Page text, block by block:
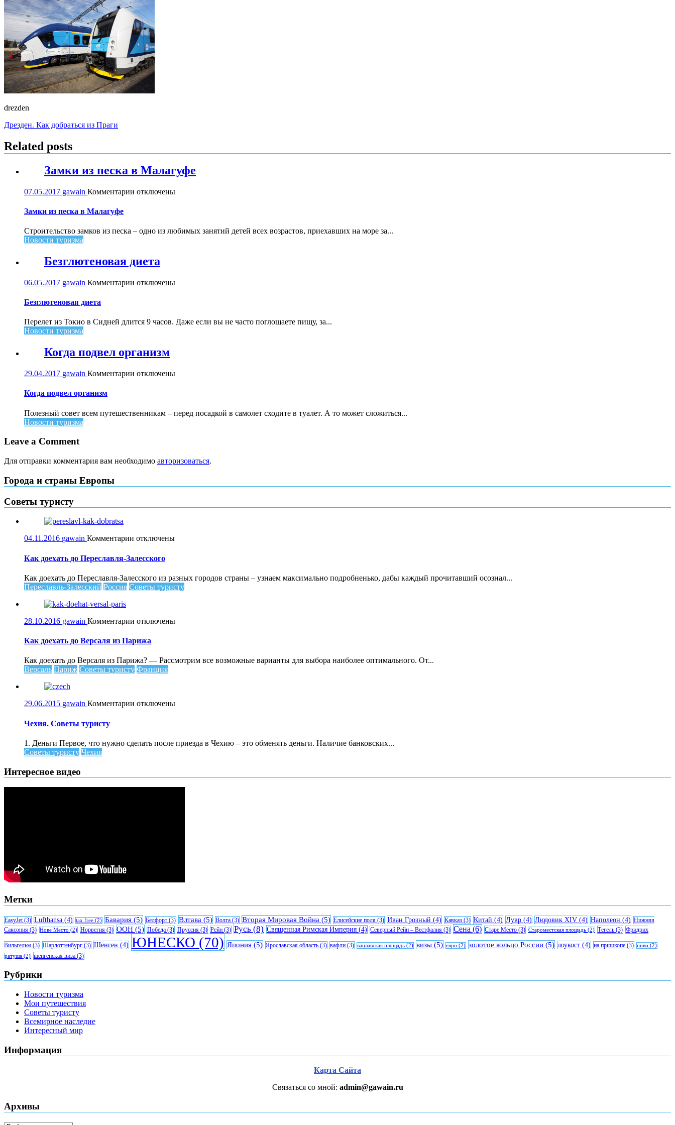
drezden
Навигация
по
записям
Дрезден. Как добраться из Праги
Related posts
Замки из песка в Малагуфе
07.05.2017 gawain Комментарии котключены
Замки из песка в Малагуфе
Строительство замков из песка – одно из любимых занятий детей всех возрастов, приехавших на море за...
Новости туризма
Безглютеновая диета
06.05.2017 gawain Комментарии котключены
Безглютеновая диета
Перелет из Токио в Сидней длится 9 часов. Даже если вы не часто поглощаете пищу, за...
Новости туризма
Когда подвел организм
29.04.2017 gawain Комментарии котключены
Когда подвел организм
Полезный совет всем путешественникам – перед посадкой в самолет сходите в туалет. А то может сложиться...
Новости туризма
Leave a Comment
Для отправки комментария вам необходимо авторизоваться.
Города и страны Европы
Советы туристу
04.11.2016 gawain Комментарии к
Как
доехать
Переславля-
Залесского
отключены
Как доехать до Переславля-Залесского
Как доехать до Переславля-Залесского из разных городов страны – узнаем максимально подробненько, дабы каждый прочитавший осознал...
Переславль-Залесский Россия Советы туристу
28.10.2016 gawain Комментарии к
Как
доехать
Версаля
из
отключены
Как доехать до Версаля из Парижа
Как доехать до Версаля из Парижа? — Рассмотрим все возможные варианты для выбора наиболее оптимального. От...
Версаль Париж Советы туристу Франция
29.06.2015 gawain Комментарии котключены
Чехия. Советы туристу
1. Деньги Первое, что нужно сделать после приезда в Чехию – это обменять деньги. Наличие банковских...
Советы туристу Чехия
Интересное видео
Метки
EasyJet(3) Lufthansa (4) tax free (2) Бавария (5) Белфорт (3) Влтава (5) Волга (3) Вторая Мировая Война (5) Елисейские поля (3) Иван Грозный (4) Кавказ (3) Китай (4) Лувр (4) Людовик XIV (4) Наполеон (4) Нижняя
Саксония (3) Нове Место (2) Норвегия (3) ООН (5) Победа (3) Пруссия (3) Рейн (3) Русь (8) Священная Римская Империя (4) Северный Рейн – Вестфалия (3) Сена (6) Старе Место (3) Староместская площадь (2) Тегель (3) Фридрих
Вильгельм (3) Шарлоттенбург (3) Шенген (4) ЮНЕСКО (70) Япония (5) Ярославская область (3) вафли (3) вацлавская площадь (2) визы (5) евро (2) золотое кольцо России (5) лоукост (4) на пршикопе (3) пиво (2)
ратуша (2) шенгенская виза (3)
Рубрики
Новости туризма
Мои путешествия
Советы туристу
Всемирное наследие
Интересный мир
Информация
Карта Сайта
Связаться со мной: admin@gawain.ru
Архивы